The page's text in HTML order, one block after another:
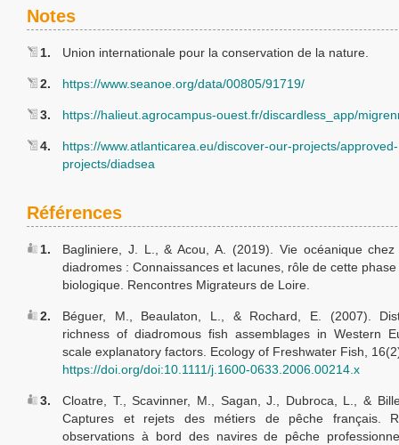
Notes
1. Union internationale pour la conservation de la nature.
2. https://www.seanoe.org/data/00805/91719/
3. https://halieut.agrocampus-ouest.fr/discardless_app/
4.
https://www.atlanticarea.eu/discover-our-projects/approved-
projects/diadsea
Références
1.
Bagliniere, J. L., & Acou, A. (2019). Vie océanique chez
diadromes : Connaissances et lacunes, rôle de cette
biologique. Rencontres Migrateurs de Loire.
2.
Béguer, M., Beaulaton, L., & Rochard, E. (2007).
richness of diadromous fish assemblages in Western
scale explanatory factors. Ecology of Freshwater Fish,
https://doi.org/doi:10.1111/j.1600-0633.2006.00214.x
3.
Cloatre, T., Scavinner, M., Sagan, J., Dubroca, L., &
Captures et rejets des métiers de pêche français.
observations à bord des navires de pêche